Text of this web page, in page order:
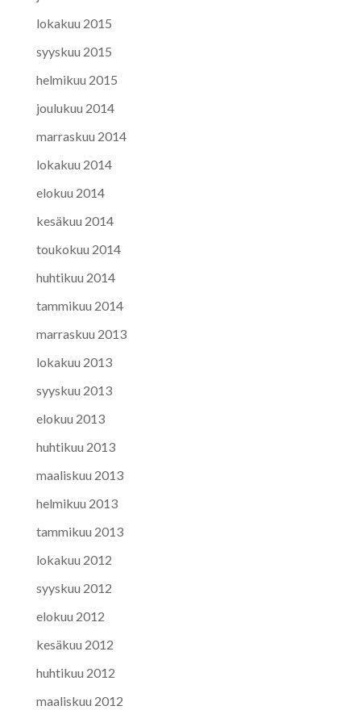
lokakuu 2015
syyskuu 2015
helmikuu 2015
joulukuu 2014
marraskuu 2014
lokakuu 2014
elokuu 2014
kesäkuu 2014
toukokuu 2014
huhtikuu 2014
tammikuu 2014
marraskuu 2013
lokakuu 2013
syyskuu 2013
elokuu 2013
huhtikuu 2013
maaliskuu 2013
helmikuu 2013
tammikuu 2013
lokakuu 2012
syyskuu 2012
elokuu 2012
kesäkuu 2012
huhtikuu 2012
maaliskuu 2012